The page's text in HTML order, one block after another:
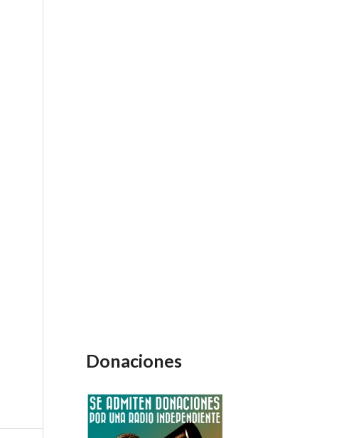
Donaciones